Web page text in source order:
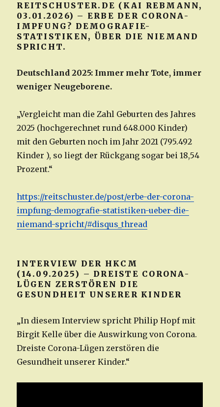
REITSCHUSTER.DE (KAI REBMANN,
03.01.2026) – ERBE DER CORONA-
IMPFUNG? DEMOGRAFIE-
STATISTIKEN, ÜBER DIE NIEMAND
SPRICHT.
Deutschland 2025: Immer mehr Tote, immer
weniger Neugeborene.
„Vergleicht man die Zahl Geburten des Jahres
2025 (hochgerechnet rund 648.000 Kinder)
mit den Geburten noch im Jahr 2021 (795.492
Kinder ), so liegt der Rückgang sogar bei 18,54
Prozent.“
https://reitschuster.de/post/erbe-der-corona-
impfung-demografie-statistiken-ueber-die-
niemand-spricht/#disqus_thread
INTERVIEW DER HKCM
(14.09.2025) – DREISTE CORONA-
LÜGEN ZERSTÖREN DIE
GESUNDHEIT UNSERER KINDER
„In diesem Interview spricht Philip Hopf mit
Birgit Kelle über die Auswirkung von Corona.
Dreiste Corona-Lügen zerstören die
Gesundheit unserer Kinder.“